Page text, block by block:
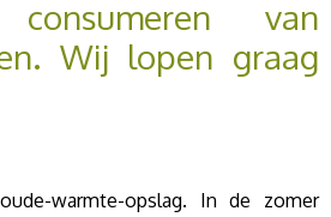
van
Wij lopen graag
warmte-opslag. In de zomer